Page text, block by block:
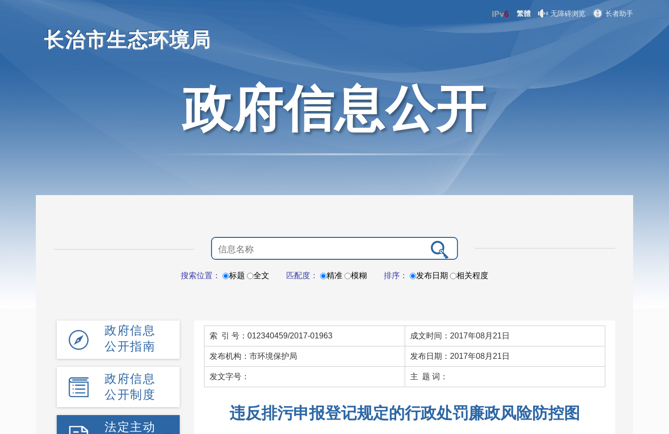
长治市生态环境局
繁體 无障碍浏览 长者助手
政府信息公开
搜索位置： 标题 全文 匹配度： 精准 模糊 排序： 发布日期 相关程度
政府信息
公开指南
政府信息
公开制度
法定主动
索 引 号：012340459/2017-01963 成文时间：2017年08月21日
发布机构：市环境保护局 发布日期：2017年08月21日
发文字号： 主 题 词：
违反排污申报登记规定的行政处罚廉政风险防控图